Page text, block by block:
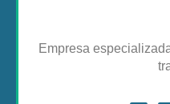
Empresa